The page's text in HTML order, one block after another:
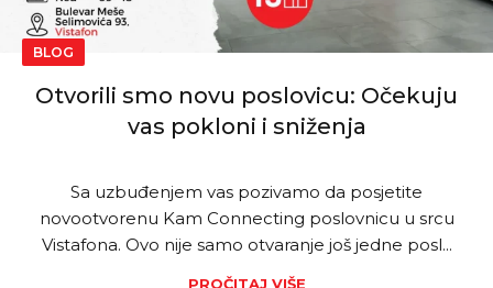
BLOG
Otvorili smo novu poslovicu: Očekuju
vas pokloni i sniženja
Sa uzbuđenjem vas pozivamo da posjetite
novootvorenu Kam Connecting poslovnicu u srcu
Vistafona. Ovo nije samo otvaranje još jedne posl...
PROČITAJ VIŠE